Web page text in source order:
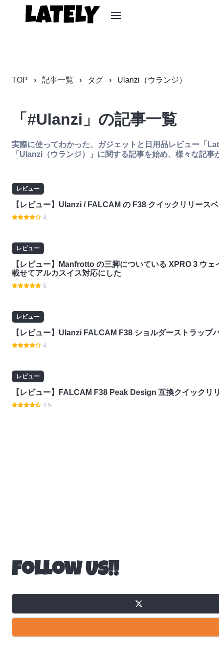
TOP 記事一覧 タグ Ulanzi（ウランジ）
「#Ulanzi」の記事一覧
実際に使ってわかった、ガジェットと日用品レビュー「
「Ulanzi（ウランジ）」に関する記事を始め、様々な記事
レビュー
【レビュー】Ulanzi / FALCAM の F38 クイックリリース
4
レビュー
【レビュー】Manfrotto の三脚についている XPRO 3 ウ
載せてアルカスイス対応にした
5
レビュー
【レビュー】Ulanzi FALCAM F38 ショルダーストラップ
4
レビュー
【レビュー】FALCAM F38 Peak Design 互換クイックリ
4.5
Follow Us!!